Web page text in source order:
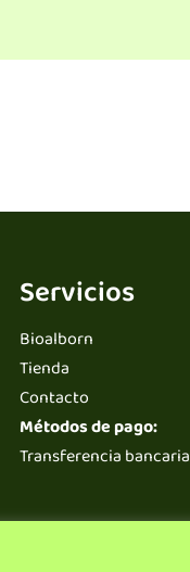
Servicios
Bioalborn
Tienda
Contacto
Métodos de pago:
Transferencia bancaria